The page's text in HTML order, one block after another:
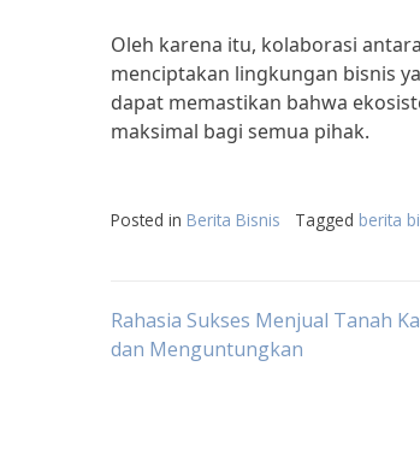
Oleh karena itu, kolaborasi
menciptakan lingkungan bisnis
dapat memastikan bahwa
maksimal bagi semua pihak.
Posted in Berita Bisnis Tagged berita
Post
Rahasia Sukses Menjual Tanah
dan Menguntungkan